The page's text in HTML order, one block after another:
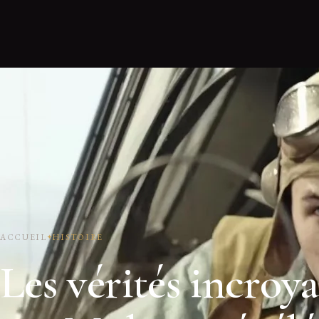
ACCUEIL HISTOIRE
Les vérités